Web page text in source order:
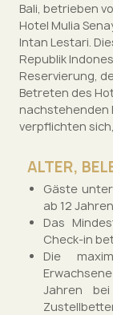
Bali, betrieben
Hotel Mulia
Intan Lestari.
Republik
Reservierung,
Betreten des
nachstehenden
verpflichten
ALTER,
Gäste
ab 12
Das
Check-in
Die
Jahren